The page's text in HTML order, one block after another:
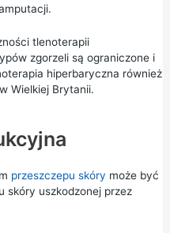
tlenoterapii
zgorzeli są ograniczone i
hiperbaryczna również
Wielkiej Brytanii.
przeszczepu skóry może być
skóry uszkodzonej przez